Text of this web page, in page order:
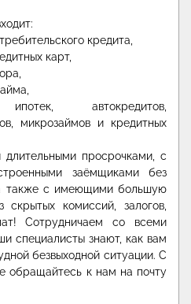
кредита,
карт,
ипотек, автокредитов,
микрозаймов и кредитных
просрочками, с
заёмщиками без
также с имеющими большую
скрытых комиссий, залогов,
Сотрудничаем со всеми
специалисты знают, как вам
безвыходной ситуации. С
обращайтесь к нам на почту